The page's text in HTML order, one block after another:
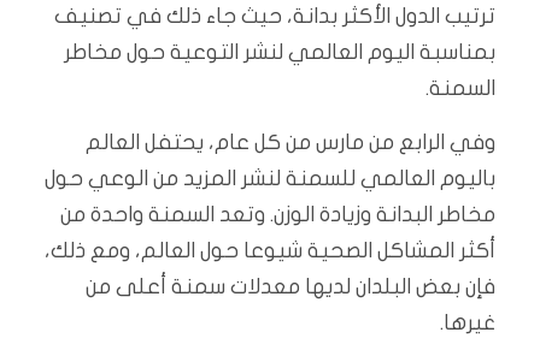
ترتيب الدول الأكثر بدانة، حيث جاء ذلك في تصنيف
بمناسبة اليوم العالمي لنشر التوعية حول مخاطر
السمنة.
وفي الرابع من مارس من كل عام، يحتفل العالم
باليوم العالمي للسمنة لنشر المزيد من الوعي حول
مخاطر البدانة وزيادة الوزن. وتعد السمنة واحدة من
أكثر المشاكل الصحية شيوعا حول العالم، ومع ذلك،
فإن بعض البلدان لديها معدلات سمنة أعلى من
غيرها.